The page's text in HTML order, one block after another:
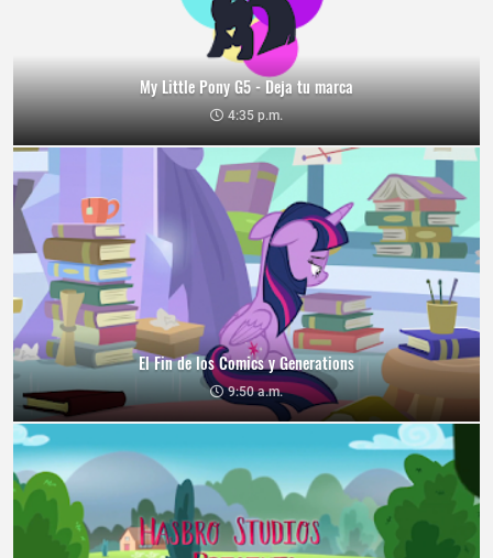
My Little Pony G5 - Deja tu marca
4:35 p.m.
El Fin de los Comics y Generations
9:50 a.m.